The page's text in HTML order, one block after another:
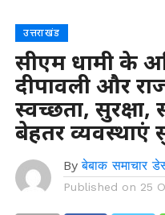
उत्तराखंड
सीएम धामी के
दीपावली और
स्वच्छता, सुरक्षा,
बेहतर व्यवस्थाएं
By बेबाक समाचार
Published on 25